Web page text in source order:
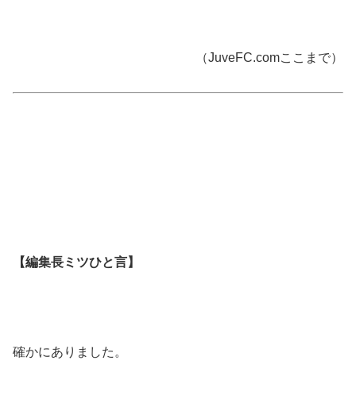
（JuveFC.comここまで）
【編集長ミツひと言】
確かにありました。